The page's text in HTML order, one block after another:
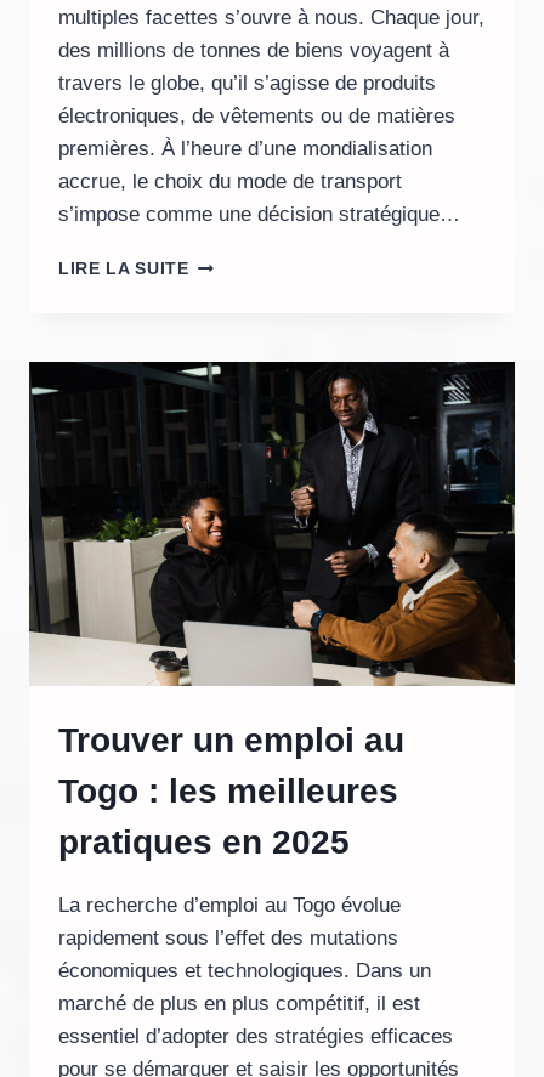
multiples facettes s’ouvre à nous. Chaque jour,
des millions de tonnes de biens voyagent à
travers le globe, qu’il s’agisse de produits
électroniques, de vêtements ou de matières
premières. À l’heure d’une mondialisation
accrue, le choix du mode de transport
s’impose comme une décision stratégique…
LIRE LA SUITELES
DE
MARCHANDISES
Trouver un emploi au
Togo : les meilleures
pratiques en 2025
La recherche d’emploi au Togo évolue
rapidement sous l’effet des mutations
économiques et technologiques. Dans un
marché de plus en plus compétitif, il est
essentiel d’adopter des stratégies efficaces
pour se démarquer et saisir les opportunités